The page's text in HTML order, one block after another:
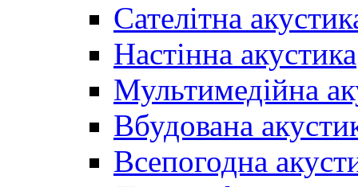
Сателітна
Настінна акустика
Мультимедійна
Вбудована
Всепогодна